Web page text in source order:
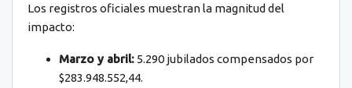
Los registros oficiales muestran la magnitud del
impacto:
Marzo y abril: 5.290 jubilados compensados por
$283.948.552,44.